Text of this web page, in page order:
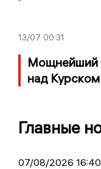
13/07 00:31
Мощнейший
над Курском
Главные
07/08/2026 16:40